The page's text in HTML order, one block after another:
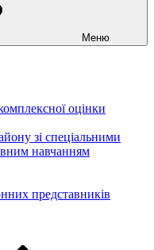
Меню
оцінки
зі спеціальними
навчанням
представників